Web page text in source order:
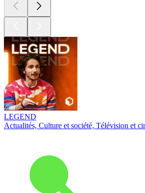
LEGEND
Actualités, Culture et société, Télévision et